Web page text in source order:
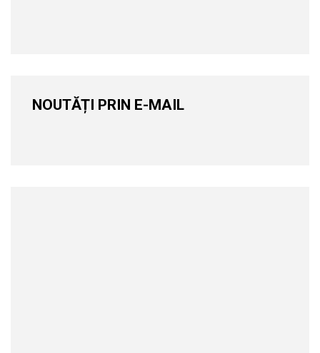
NOUTĂȚI PRIN E-MAIL